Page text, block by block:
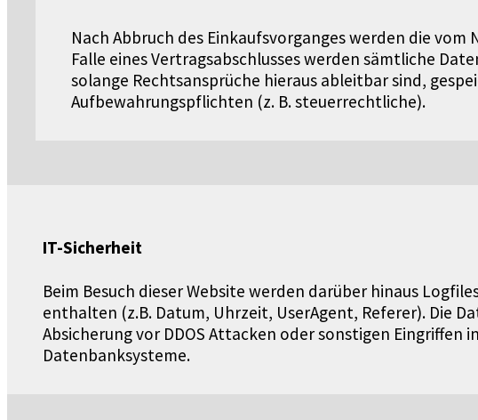
Nach Abbruch des Einkaufsvorganges werden die
Falle eines Vertragsabschlusses werden sämtliche
solange Rechtsansprüche hieraus ableitbar sind,
Aufbewahrungspflichten (z. B. steuerrechtliche).
IT-Sicherheit
Beim Besuch dieser Website werden darüber hinaus
enthalten (z.B. Datum, Uhrzeit, UserAgent, Referer). Die
Absicherung vor DDOS Attacken oder sonstigen
Datenbanksysteme.